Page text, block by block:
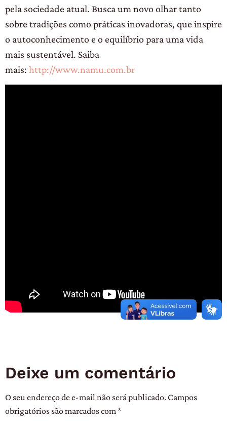
pela sociedade atual. Busca um novo olhar tanto
sobre tradições como práticas inovadoras, que inspire
o autoconhecimento e o equilíbrio para uma vida
mais sustentável. Saiba
mais: http://www.namu.com.br
Deixe um comentário
O seu endereço de e-mail não será publicado. Campos
obrigatórios são marcados com*